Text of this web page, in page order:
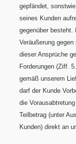
gepfändet,
seines Kunden
gegenüber
Veräußerung
dieser Ansprüche
Forderungen (Ziff.
gemäß unserem
darf der Kunde
die
Teilbetrag (unter
Kunden) direkt an